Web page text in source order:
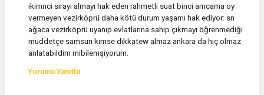
ikimnci sırayı almayı hak eden rahmetli suat binci amcama oy
vermeyen vezirköprü daha kötü durum yaşamı hak ediyor: sn
ağaca vezirköprü uyanıp evlatlarına sahip çıkmayı öğrenmediği
müddetçe samsun kimse dikkatew almaz ankara da hiç olmaz
anlatabildim mibilemşiyorum.
Yorumu Yanıtla